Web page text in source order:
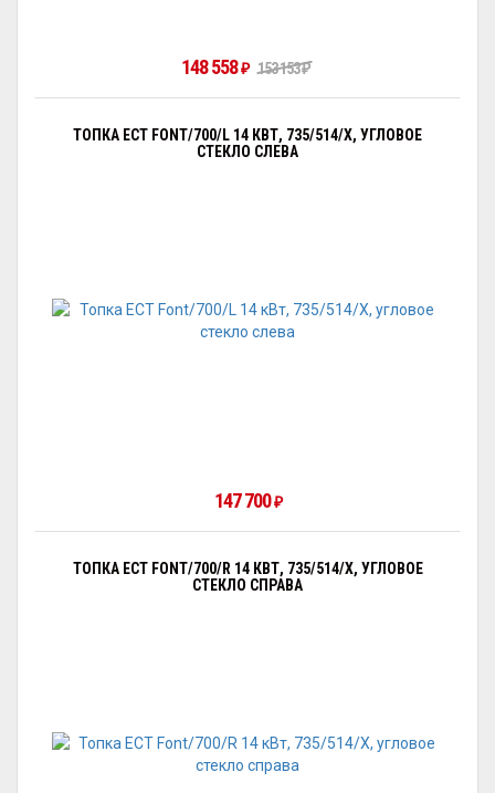
148 558₽ 153 153₽
ТОПКА ECT FONT/700/L 14 КВТ, 735/514/X, УГЛОВОЕ
СТЕКЛО СЛЕВА
147 700₽
ТОПКА ECT FONT/700/R 14 КВТ, 735/514/X, УГЛОВОЕ
СТЕКЛО СПРАВА